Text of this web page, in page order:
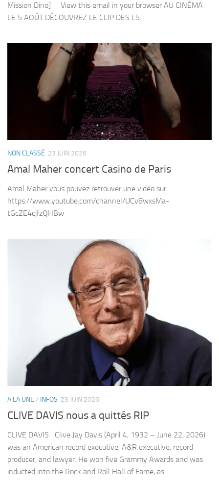
Mission Dino] View this email in your browser AU CINÉMA
LE 5 AOÛT DÉCOUVREZ LE CLIP DES L5...
NON CLASSÉ 23 JUIN 2026
Amal Maher concert Casino de Paris
Amal Maher vous pouvez retrouver une vidéo sur
https://www.youtube.com/channel/UCv8wxsMa-
tGcZE4cjfzQHBw
A LA UNE / INFOS 23 JUIN 2026
CLIVE DAVIS nous a quittés RIP
CLIVE DAVIS Clive Jay Davis (April 4, 1932 – June 22, 2026)
was an American record executive, A&R executive, record
producer, and lawyer. He won five Grammy Awards and was
inducted into the Rock and Roll Hall of Fame, as...